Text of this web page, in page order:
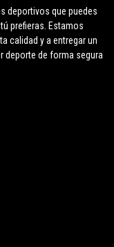
deportivos que puedes
prefieras. Estamos
calidad y a entregar un
deporte de forma segura